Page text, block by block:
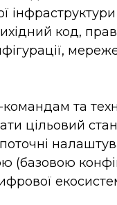
код,
та
цільовий
(базовою